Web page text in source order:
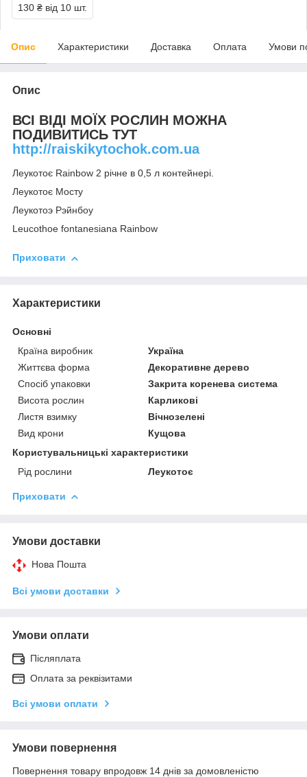
130 ₴ від 10 шт.
Опис Характеристики Доставка Оплата Умови
Опис
ВСІ ВІДІ МОЇХ РОСЛИН МОЖНА
ПОДИВИТИСЬ ТУТ
http://raiskikytochok.com.ua
Леукотоє Rainbow 2 річне в 0,5 л контейнері.
Леукотоє Мосту
Леукотоэ Рэйнбоу
Leucothoe fontanesiana Rainbow
Приховати
Характеристики
Основні
Країна виробник
Україна
Життєва форма
Декоративне дерево
Спосіб упаковки
Закрита коренева система
Висота рослин
Карликові
Листя взимку
Вічнозелені
Вид крони
Кущова
Користувальницькі характеристики
Рід рослини
Леукотоє
Приховати
Умови доставки
Нова Пошта
Всі умови доставки
Умови оплати
Післяплата
Оплата за реквізитами
Всі умови оплати
Умови повернення
Повернення товару впродовж 14 днів за домовленістю